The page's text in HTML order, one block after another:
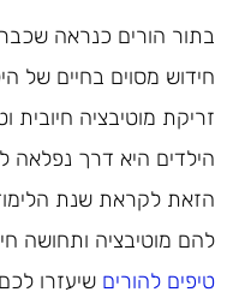
בתור הורים כנראה
חידוש מסוים בחיים של
זריקת מוטיבציה חיובית
הילדים היא דרך
הזאת לקראת שנת
להם מוטיבציה ותחושה
טיפים להורים שיעזרו